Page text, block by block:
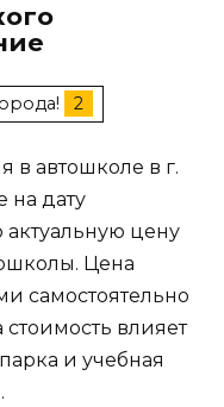
2
в автошколе в г.
на дату
цену
Цена
самостоятельно
влияет
и учебная